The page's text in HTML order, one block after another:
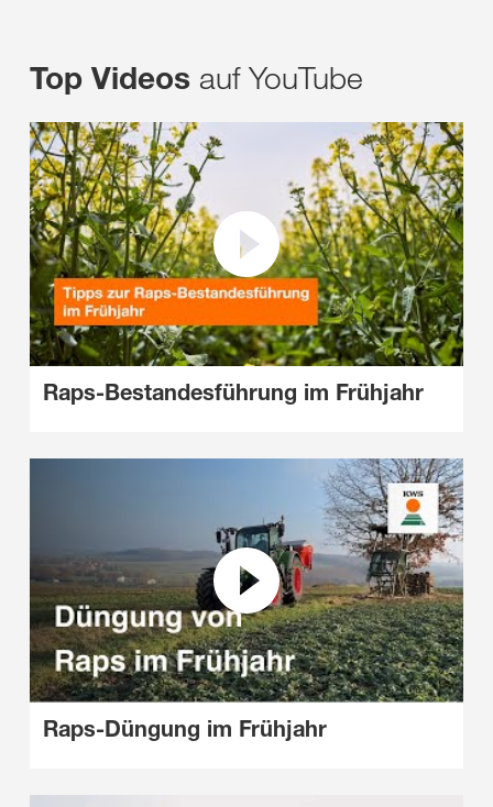
Top Videos auf YouTube
Raps-Bestandesführung im Frühjahr
Raps-Düngung im Frühjahr